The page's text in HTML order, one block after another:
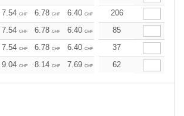
7.54 CHF 6.78 CHF 6.40 CHF 6.03CHF
206
7.54 CHF 6.78 CHF 6.40 CHF 6.03CHF
85
7.54 CHF 6.78 CHF 6.40 CHF 6.03CHF
37
9.04 CHF 8.14 CHF 7.69 CHF 7.23CHF
62